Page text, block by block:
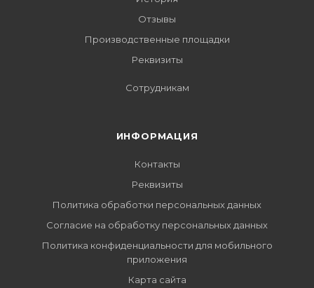
Отзывы
Производственные площадки
Реквизиты
Сотрудникам
ИНФОРМАЦИЯ
Контакты
Реквизиты
Политика обработки персональных данных
Согласие на обработку персональных данных
Политика конфиденциальности для мобильного
приложения
Карта сайта